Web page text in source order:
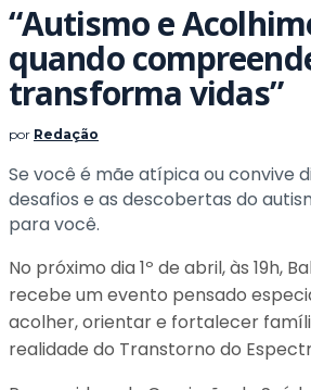
“Autismo e
quando
transforma vidas”
por Redação
Se você é mãe atípica ou convive
desafios e as descobertas do
para você.
No próximo dia 1º de abril, às 19h,
recebe um evento pensado
acolher, orientar e fortalecer
realidade do Transtorno do